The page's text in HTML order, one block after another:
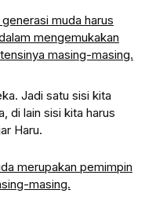
muda harus
mengemukakan
masing-masing.
Jadi satu sisi kita
di lain sisi kita harus
Haru.
merupakan pemimpin
masing.